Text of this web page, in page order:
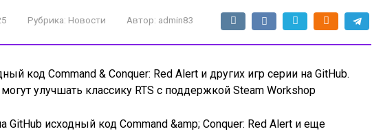
Рубрика: Новости Автор: admin83
код Command & Conquer: Red Alert и других игр серии на GitHub.
улучшать классику RTS с поддержкой Steam Workshop